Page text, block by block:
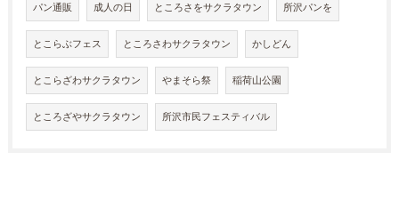
パン通販 成人の日 ところさをサクラタウン 所沢パンを
とこらぶフェス ところさわサクラタウン かしどん
とこらざわサクラタウン やまそら祭 稲荷山公園
ところざやサクラタウン 所沢市民フェスティバル